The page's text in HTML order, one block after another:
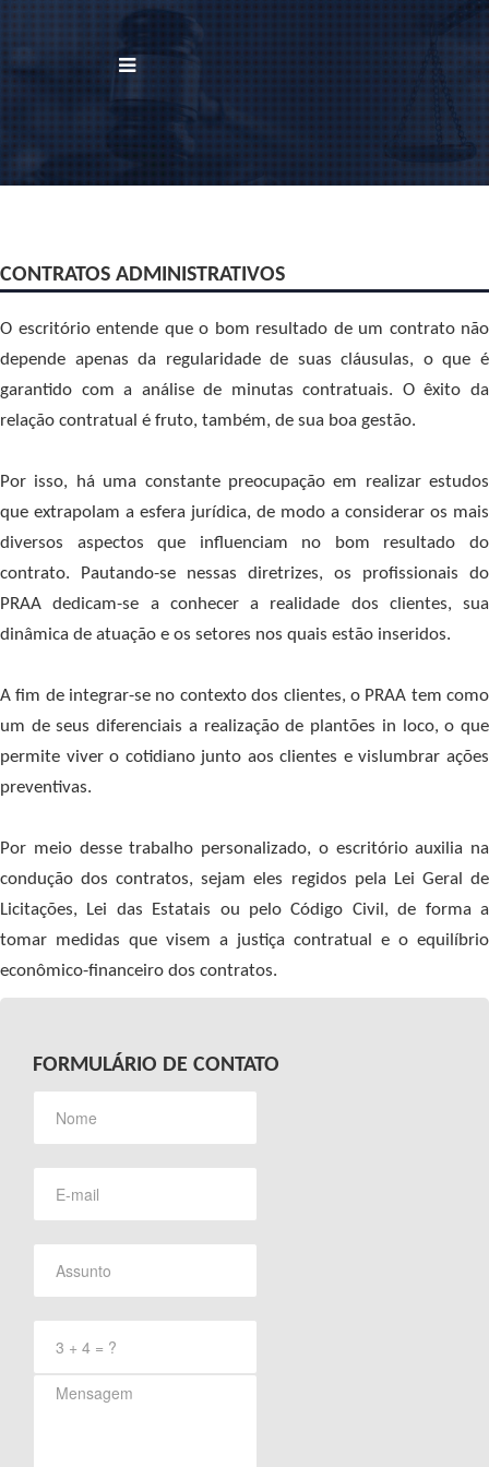
CONTRATOS ADMINISTRATIVOS
O escritório entende que o bom resultado de um contrato não
depende apenas da regularidade de suas cláusulas, o que é
garantido com a análise de minutas contratuais. O êxito da
relação contratual é fruto, também, de sua boa gestão.
Por isso, há uma constante preocupação em realizar estudos
que extrapolam a esfera jurídica, de modo a considerar os mais
diversos aspectos que influenciam no bom resultado do
contrato. Pautando-se nessas diretrizes, os profissionais do
PRAA dedicam-se a conhecer a realidade dos clientes, sua
dinâmica de atuação e os setores nos quais estão inseridos.
A fim de integrar-se no contexto dos clientes, o PRAA tem como
um de seus diferenciais a realização de plantões in loco, o que
permite viver o cotidiano junto aos clientes e vislumbrar ações
preventivas.
Por meio desse trabalho personalizado, o escritório auxilia na
condução dos contratos, sejam eles regidos pela Lei Geral de
Licitações, Lei das Estatais ou pelo Código Civil, de forma a
tomar medidas que visem a justiça contratual e o equilíbrio
econômico-financeiro dos contratos.
FORMULÁRIO DE CONTATO
BUSCAR
Área de Atuação
Treinamentos
Notícias
Contato